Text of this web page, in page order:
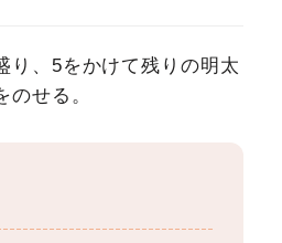
り、5をかけて残りの明太
のせる。